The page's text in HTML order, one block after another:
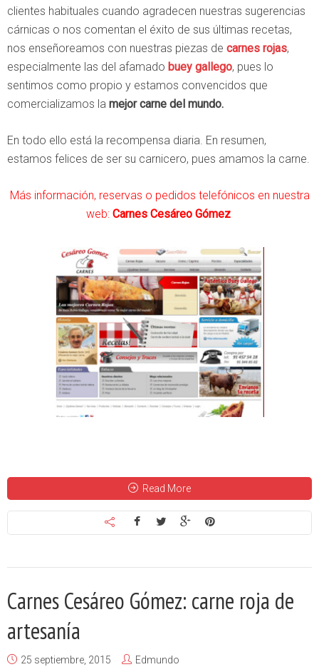
clientes habituales cuando agradecen nuestras sugerencias
cárnicas o nos comentan el éxito de sus últimas recetas,
nos enseñoreamos con nuestras piezas de carnes rojas,
especialmente las del afamado buey gallego, pues lo
sentimos como propio y estamos convencidos que
comercializamos la mejor carne del mundo.
En todo ello está la recompensa diaria. En resumen,
estamos felices de ser su carnicero, pues amamos la carne.
Más información, reservas o pedidos telefónicos en nuestra
web: Carnes Cesáreo Gómez
Read More
Carnes Cesáreo Gómez: carne roja de
artesanía
25 septiembre, 2015
Edmundo